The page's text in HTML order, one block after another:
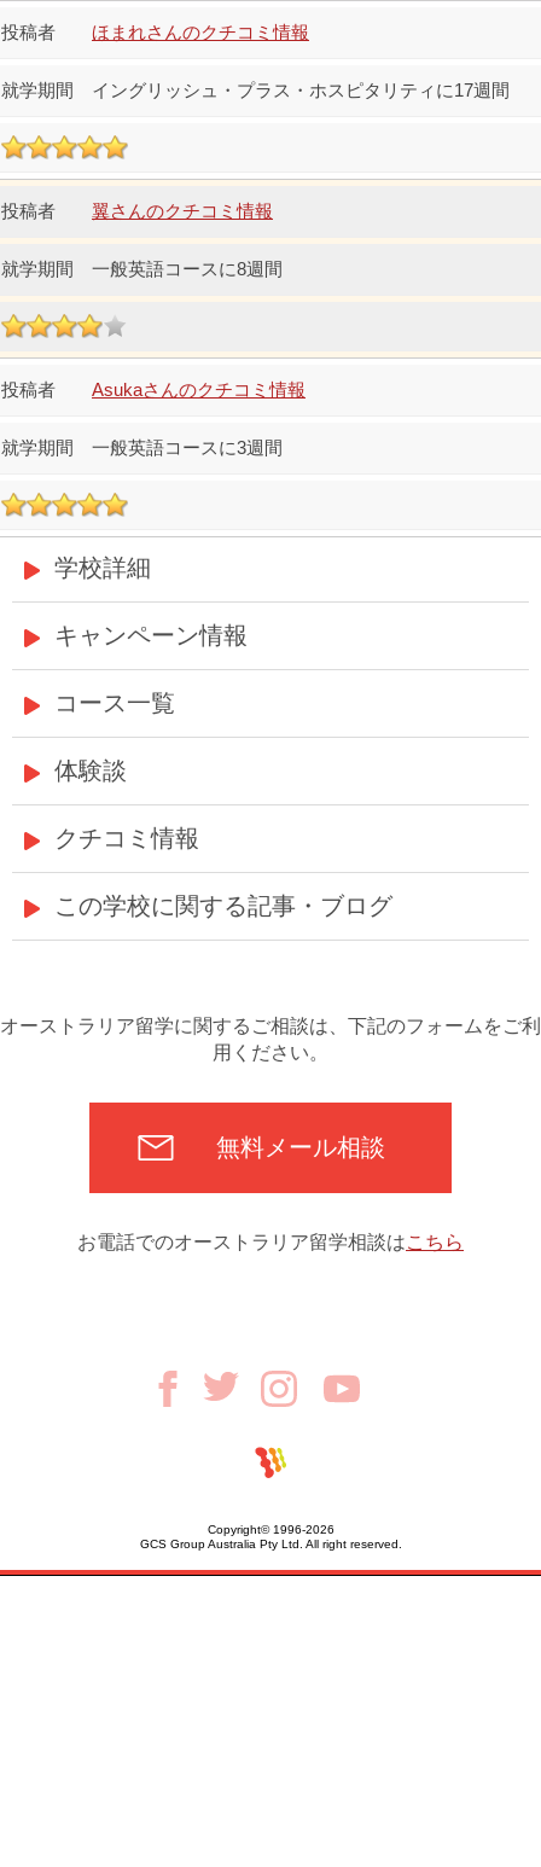
ほまれさんのクチコミ情報
イングリッシュ・プラス・ホスピタリティに17週間
翼さんのクチコミ情報
一般英語コースに8週間
Asukaさんのクチコミ情報
一般英語コースに3週間
学校詳細
キャンペーン情報
コース一覧
体験談
クチコミ情報
この学校に関する記事・ブログ
オーストラリア留学に関するご相談は、下記のフォームをご利
用ください。
無料メール相談
お電話でのオーストラリア留学相談はこちら
Copyright© 1996-2026
GCS Group Australia Pty Ltd. All right reserved.